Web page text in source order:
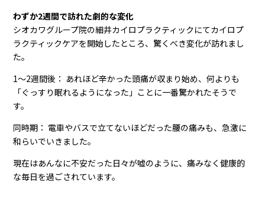
わずか2週間で訪れた劇的な変化
シオカワグループ院の細井カイロプラクティックにてカイロプ
ラクティックケアを開始したところ、驚くべき変化が訪れまし
た。
1～2週間後： あれほど辛かった頭痛が収まり始め、何よりも
「ぐっすり眠れるようになった」ことに一番驚かれたそうで
す。
同時期： 電車やバスで立てないほどだった腰の痛みも、急激に
和らいでいきました。
現在はあんなに不安だった日々が嘘のように、痛みなく健康的
な毎日を過ごされています。